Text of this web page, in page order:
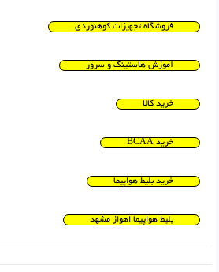
فروشگاه تجهیزات کوهنوردی
آموزش هاستینگ و سرور
خرید کالا
خرید BCAA
خرید بلیط هواپیما
بلیط هواپیما اهواز مشهد